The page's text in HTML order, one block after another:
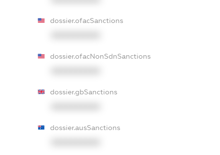
dossier.ofacSanctions
dossier.ofacNonSdnSanctions
dossier.gbSanctions
dossier.ausSanctions